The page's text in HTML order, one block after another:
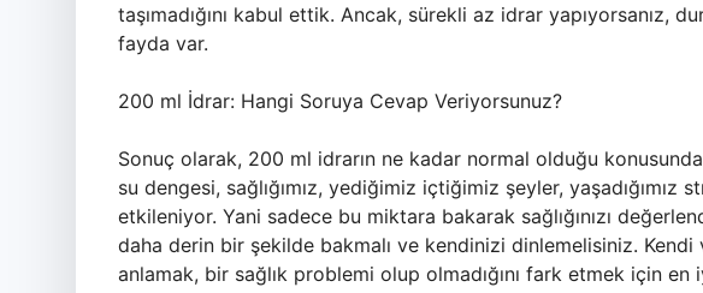
taşımadığını kabul ettik. Ancak, sürekli az idrar yapıyorsanız,
fayda var.
200 ml İdrar: Hangi Soruya Cevap Veriyorsunuz?
Sonuç olarak, 200 ml idrarın ne kadar normal olduğu
su dengesi, sağlığımız, yediğimiz içtiğimiz şeyler,
etkileniyor. Yani sadece bu miktara bakarak sağlığınızı
daha derin bir şekilde bakmalı ve kendinizi dinlemelisiniz.
anlamak, bir sağlık problemi olup olmadığını fark etmek için en